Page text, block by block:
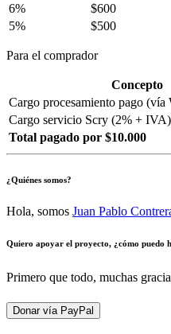
6%
$600
5%
$500
Para el comprador
Concepto
Cargo procesamiento pago (vía
Cargo servicio Scry (2% + IVA)
Total pagado por $10.000
¿Quiénes somos?
Hola, somos Juan Pablo
Quiero apoyar el proyecto, ¿cómo puedo
Primero que todo, muchas
Donar vía PayPal